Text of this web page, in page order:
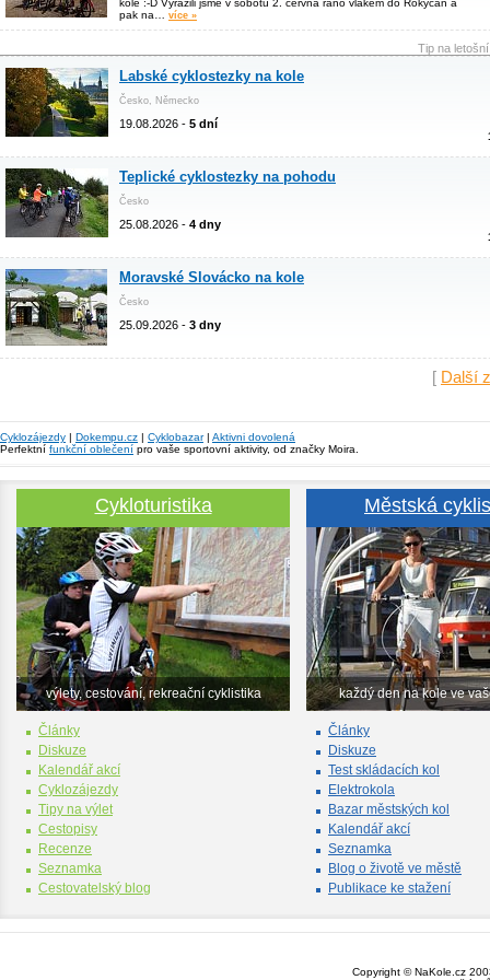
kole :-D Vyrazili jsme v sobotu 2. června ráno vlakem do Rokycan a
pak na… více »
Tip na
Labské cyklostezky na kole
Česko, Německo
19.08.2026 - 5 dní
Teplické cyklostezky na pohodu
Česko
25.08.2026 - 4 dny
Moravské Slovácko na kole
Česko
25.09.2026 - 3 dny
[ Další
Cyklozájezdy | Dokempu.cz | Cyklobazar| Aktivni dovolená
Perfektní funkční oblečení pro vaše sportovní aktivity, od značky Moira.
Cykloturistika
výlety, cestování, rekreační cyklistika
Články
Diskuze
Kalendář akcí
Cyklozájezdy
Tipy na výlet
Cestopisy
Recenze
Seznamka
Cestovatelský blog
Městská
každý den na kole ve
Články
Diskuze
Test skládacích kol
Elektrokola
Bazar městských kol
Kalendář akcí
Seznamka
Blog o životě ve městě
Publikace ke stažení
Copyright © NaKole.cz